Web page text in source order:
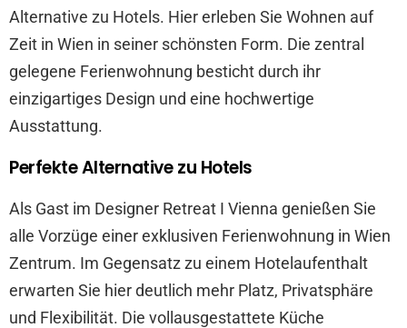
Alternative zu Hotels. Hier erleben Sie Wohnen auf
Zeit in Wien in seiner schönsten Form. Die zentral
gelegene Ferienwohnung besticht durch ihr
einzigartiges Design und eine hochwertige
Ausstattung.
Perfekte Alternative zu Hotels
Als Gast im Designer Retreat I Vienna genießen Sie
alle Vorzüge einer exklusiven Ferienwohnung in Wien
Zentrum. Im Gegensatz zu einem Hotelaufenthalt
erwarten Sie hier deutlich mehr Platz, Privatsphäre
und Flexibilität. Die vollausgestattete Küche